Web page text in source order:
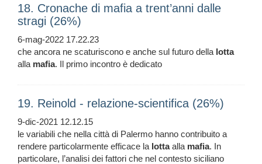
18. Cronache di mafia a trent’anni dalle
stragi (26%)
6-mag-2022 17.22.23
che ancora ne scaturiscono e anche sul futuro della lotta
alla mafia. Il primo incontro è dedicato
19. Reinold - relazione-scientifica (26%)
9-dic-2021 12.12.15
le variabili che nella città di Palermo hanno contribuito a
rendere particolarmente efficace la lottaalla mafia. In
particolare, l’analisi dei fattori che nel contesto siciliano